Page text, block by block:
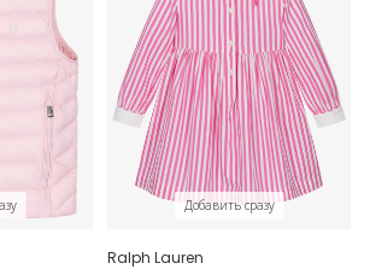
Добавить сразу
Ralph Lauren